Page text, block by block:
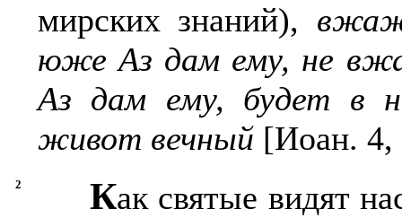
мирских знаний),
юже Аз дам ему, не
Аз дам ему, будет в
живот вечный [Иоан. 4,
2 Как святые видят